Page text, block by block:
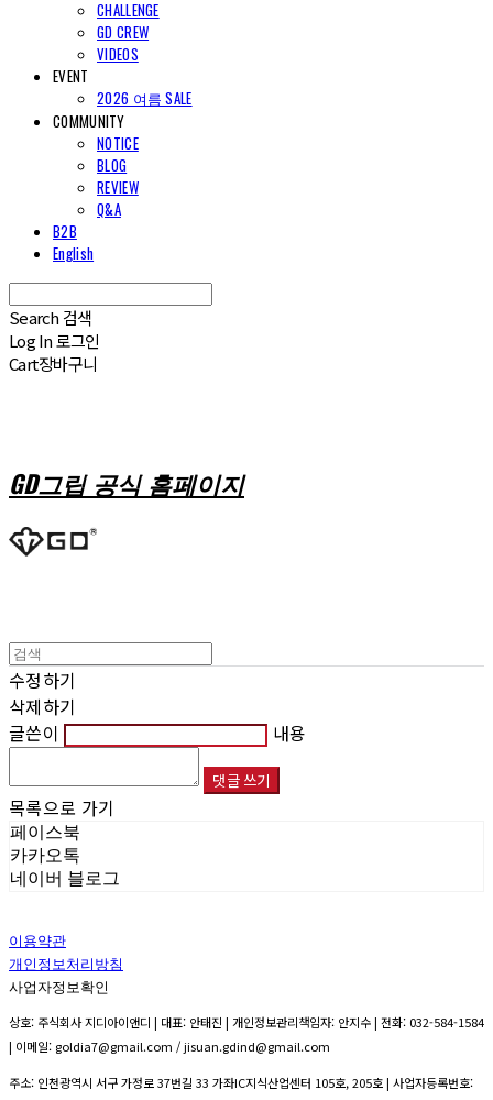
CHALLENGE
GD CREW
VIDEOS
EVENT
2026 여름 SALE
COMMUNITY
NOTICE
BLOG
REVIEW
Q&A
B2B
English
Search 검색
Log In로그인
Cart장바구니
GD그립 공식 홈페이지
수정하기
삭제하기
글쓴이
내용
댓글 쓰기
목록으로 가기
페이스북
카카오톡
네이버 블로그
이용약관
개인정보처리방침
사업자정보확인
상호: 주식회사 지디아이앤디 | 대표: 안태진 | 개인정보관리책임자: 안지수 | 전화: 032-584-1584
| 이메일: goldia7@gmail.com / jisuan.gdind@gmail.com
주소: 인천광역시 서구 가정로 37번길 33 가좌IC지식산업센터 105호, 205호 | 사업자등록번호: